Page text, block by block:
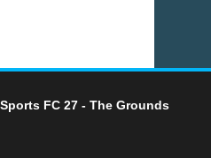
FC 27 - The Grounds